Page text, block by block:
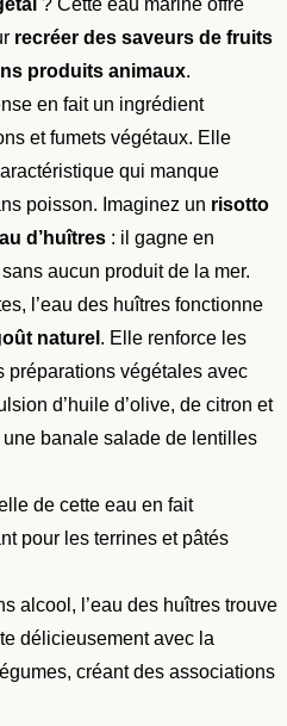
recréer des saveurs de fruits
produits animaux.
en fait un ingrédient
et fumets végétaux. Elle
qui manque
poisson. Imaginez un risotto
d’huîtres : il gagne en
aucun produit de la mer.
l’eau des huîtres fonctionne
naturel. Elle renforce les
préparations végétales avec
d’huile d’olive, de citron et
une banale salade de lentilles
de cette eau en fait
pour les terrines et pâtés
alcool, l’eau des huîtres trouve
délicieusement avec la
créant des associations